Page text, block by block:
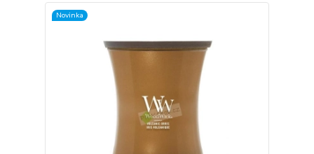
Novinka